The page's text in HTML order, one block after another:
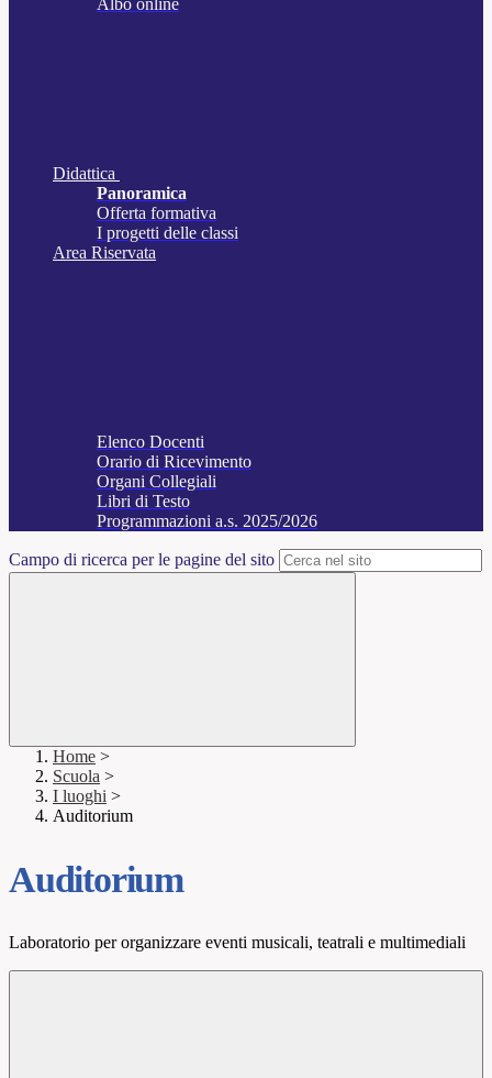
Didattica
Panoramica
Offerta formativa
I progetti delle classi
Area Riservata
Elenco Docenti
Orario di Ricevimento
Organi Collegiali
Libri di Testo
Programmazioni a.s. 2025/2026
Campo di ricerca per le pagine del sito
Home >
Scuola >
I luoghi >
Auditorium
Auditorium
Laboratorio per organizzare eventi musicali, teatrali e multimediali